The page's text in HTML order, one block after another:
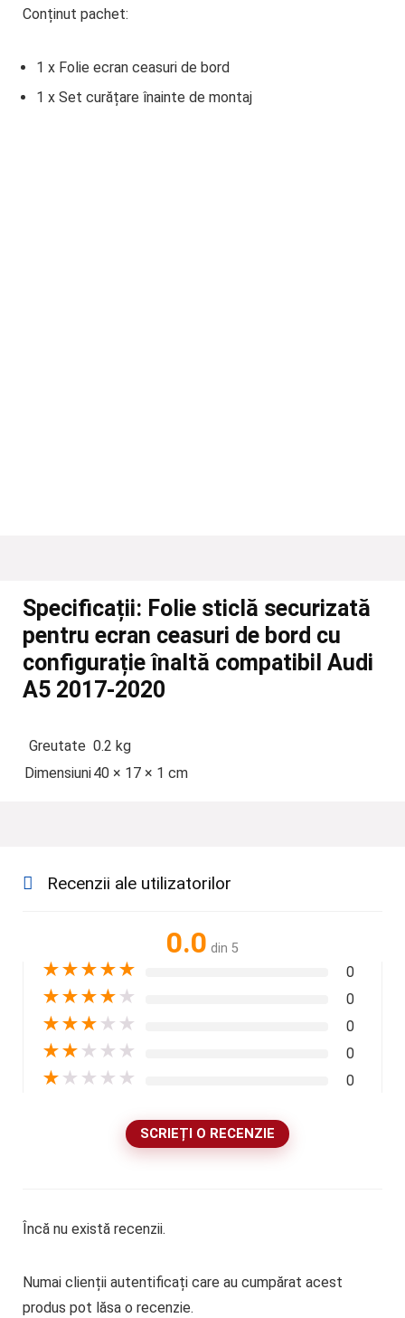
Conținut pachet:
1 x Folie ecran ceasuri de bord
1 x Set curățare înainte de montaj
Specificații: Folie sticlă securizată
pentru ecran ceasuri de bord cu
configurație înaltă compatibil Audi
A5 2017-2020
Greutate 0.2 kg
Dimensiuni40 × 17 × 1 cm
Recenzii ale utilizatorilor
0.0 din 5
★★★★★ 0
★★★★ ★ 0
★★★ ★ ★ 0
★★ ★ ★ ★ 0
★ ★ ★ ★ ★ 0
SCRIEȚI O RECENZIE
Încă nu există recenzii.
Numai clienții autentificați care au cumpărat acest
produs pot lăsa o recenzie.